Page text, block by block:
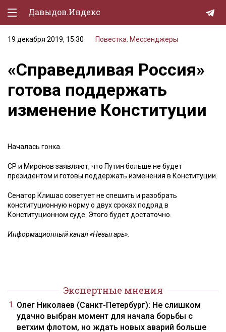
Давыдов.Индекс
Политическая жизнь
Экономика
Природа
Образование
Культура
Lifestyle
Мурзилка
19 декабря 2019, 15:30 Повестка. Мессенджеры
«Справедливая Россия»
готова поддержать
изменение Конституции
Началась гонка.
СР и Миронов заявляют, что Путин больше не будет
президентом и готовы поддержать изменения в Конституции.
Сенатор Клишас советует не спешить и разобрать
конституционную норму о двух сроках подряд в
Конституционном суде. Этого будет достаточно.
Информационный канал «Незыгарь».
Экспертные мнения
Олег Николаев (Санкт-Петербург): Не слишком
удачно выбран момент для начала борьбы с
ветхим флотом, но ждать новых аварий больше